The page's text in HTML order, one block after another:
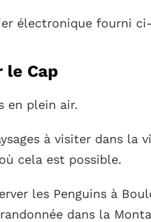
électronique fourni
Cap
en plein air.
à visiter dans la
cela est possible.
les Penguins à
dans la